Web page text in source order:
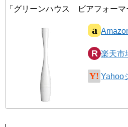
「グリーンハウス ビアフォーマ
楽天市
Yahoo